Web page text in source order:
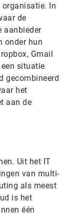
organisatie. In
de
aanbieder
onder hun
Gmail
situatie
gecombineerd
het
aan de
Uit het IT
van multi-
als meest
is het
één